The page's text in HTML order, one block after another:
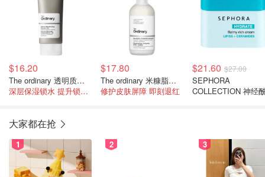
$16.20
The ordinary 透明质酸保湿霜 100ml
深层保湿锁水 提升锁水力
$17.80
The ordinary 米糠脂质 + 依克多因舒缓保湿乳液60ml
修护皮肤屏障 即刻退红
$21.60 $27.00
SEPHORA
COLLECTION 神经
大家都在抢
1 2 3